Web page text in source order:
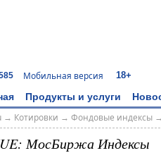
Мобильная версия 18+
Продукты и услуги
→ Котировки → Фондовые индексы→
МосБиржа Индексы